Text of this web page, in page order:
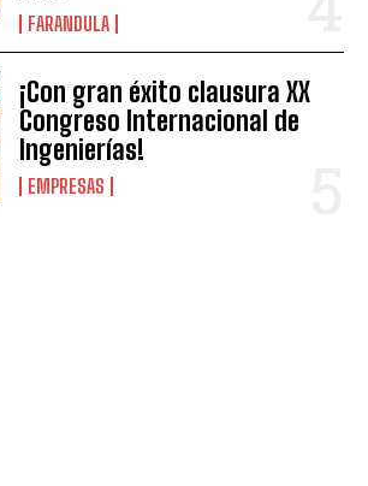
FARANDULA
¡Con gran éxito clausura XX
Congreso Internacional de
Ingenierías!
EMPRESAS